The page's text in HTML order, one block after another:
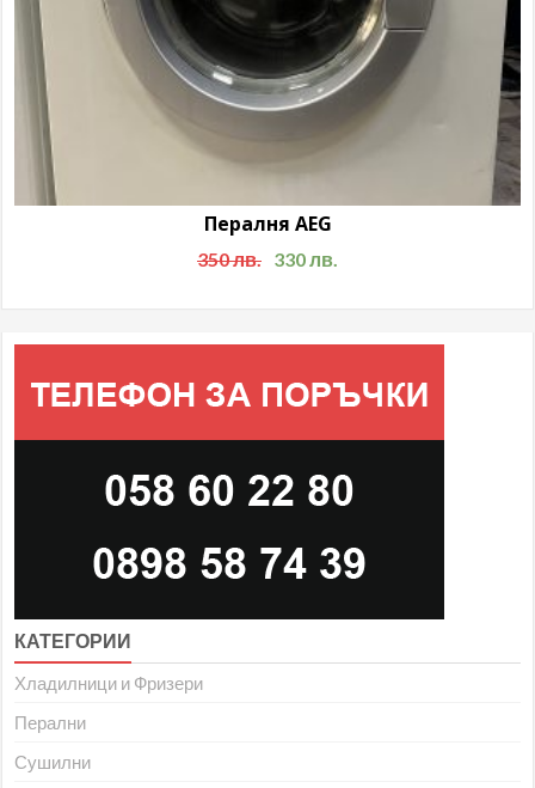
Пералня AEG
350лв. 330 лв.
КАТЕГОРИИ
Хладилници и Фризери
Перални
Сушилни